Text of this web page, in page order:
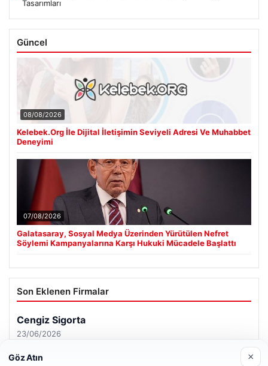
Tasarımları
Güncel
08/08/2026
Kelebek.Org İle Dijital İletişimin Seviyeli Adresi Ve Muhabbet
Deneyimi
07/08/2026
Galatasaray, Sosyal Medya Üzerinden Yürütülen Nefret
Söylemi Kampanyalarına Karşı Hukuki Mücadele Başlattı
Son Eklenen Firmalar
Göz Atın ×